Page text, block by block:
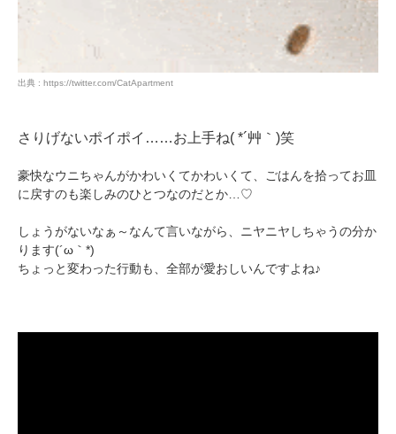
出典 : https://twitter.com/CatApartment
さりげないポイポイ……お上手ね( *´艸｀)笑
豪快なウニちゃんがかわいくてかわいくて、ごはんを拾ってお皿
に戻すのも楽しみのひとつなのだとか…♡
しょうがないなぁ～なんて言いながら、ニヤニヤしちゃうの分か
ります(´ω｀*)
ちょっと変わった行動も、全部が愛おしいんですよね♪